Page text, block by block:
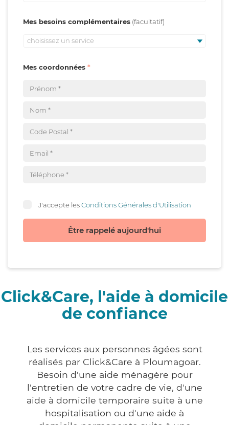
Mes besoins complémentaires
choisissez un service
Mes coordonnées
J'accepte lesConditions Générales d'Utilisation
Être rappelé aujourd'hui
Click&Care, l'aide à domicile
de confiance
Les services aux personnes âgées sont
réalisés par Click&Care à Ploumagoar.
Besoin d'une aide ménagère pour
l'entretien de votre cadre de vie, d'une
aide à domicile temporaire suite à une
hospitalisation ou d'une aide à